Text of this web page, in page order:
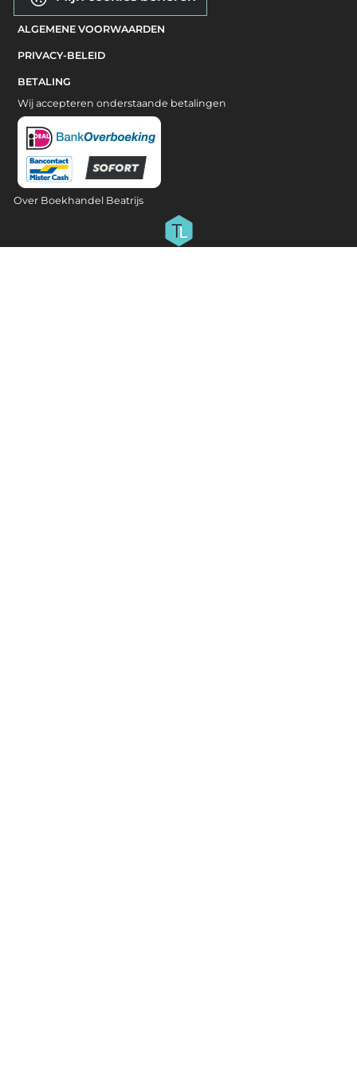
ALGEMENE VOORWAARDEN
PRIVACY-BELEID
BETALING
Wij accepteren onderstaande betalingen
Over Boekhandel Beatrijs